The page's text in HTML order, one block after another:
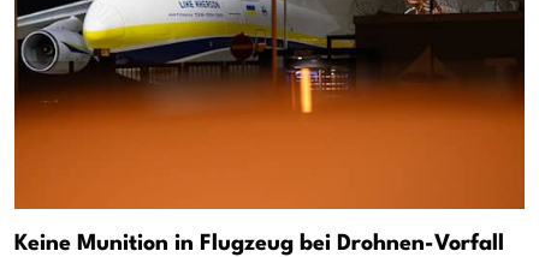
Keine Munition in Flugzeug bei Drohnen-Vorfall